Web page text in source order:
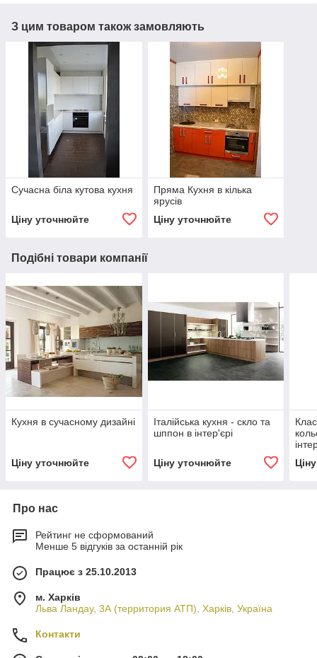
З цим товаром також замовляють
Сучасна біла кутова кухня
Ціну уточнюйте
Пряма Кухня в кілька
ярусів
Ціну уточнюйте
Подібні товари компанії
Кухня в сучасному дизайні
Ціну уточнюйте
Італійська кухня - скло та
шппон в інтер'єрі
Ціну уточнюйте
Про нас
Рейтинг не сформований
Менше 5 відгуків за останній рік
Працює з 25.10.2013
м. Харків
Льва Ландау, 3А (территория АТП), Харків, Україна
Контакти